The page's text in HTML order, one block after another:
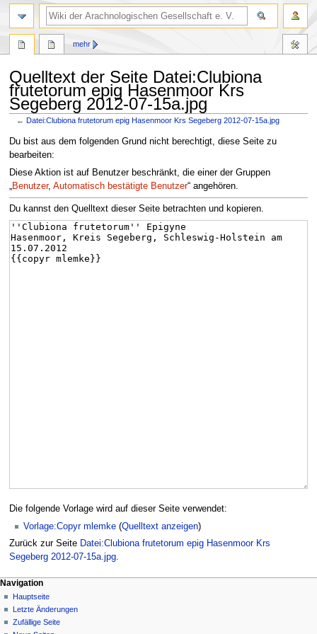
Quelltext der Seite Datei:Clubiona
frutetorum epig Hasenmoor Krs
Segeberg 2012-07-15a.jpg
←Datei:Clubiona frutetorum epig Hasenmoor Krs Segeberg 2012-07-15a.jpg
Zur
Navigation
springen
Zur
Suche
springen
Du bist aus dem folgenden Grund nicht berechtigt, diese Seite zu
bearbeiten:
Diese Aktion ist auf Benutzer beschränkt, die einer der Gruppen
„Benutzer, Automatisch bestätigte Benutzer“ angehören.
Du kannst den Quelltext dieser Seite betrachten und kopieren.
Die folgende Vorlage wird auf dieser Seite verwendet:
Vorlage:Copyr mlemke (Quelltext anzeigen)
Zurück zur Seite Datei:Clubiona frutetorum epig Hasenmoor Krs
Segeberg 2012-07-15a.jpg.
mehr
Navigation
Hauptseite
Letzte Änderungen
Zufällige Seite